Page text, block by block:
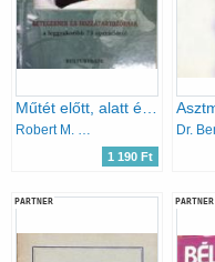
Robert M. Dr.- Youngson
1 190 Ft
PARTNER PARTNER